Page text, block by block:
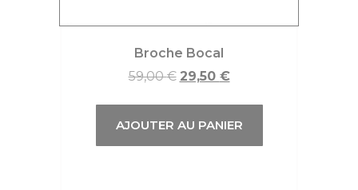
Broche Bocal
59,00€ 29,50 €
AJOUTER AU PANIER